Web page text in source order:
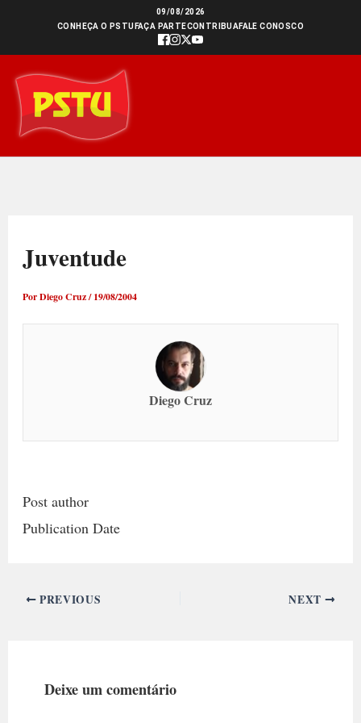
conteúdo
09/08/2026
CONHEÇA O PSTU FAÇA PARTECONTRIBUAFALE CONOSCO
Juventude
PorDiego Cruz/19/08/2004
Diego Cruz
Post author
Publication Date
PREVIOUS NEXT
Deixe um comentário